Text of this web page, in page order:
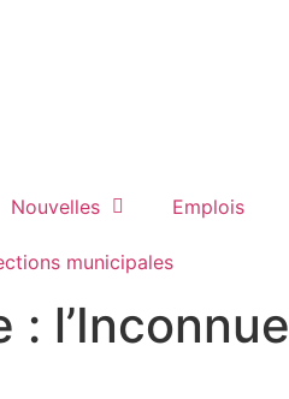
Nouvelles Emplois
municipales